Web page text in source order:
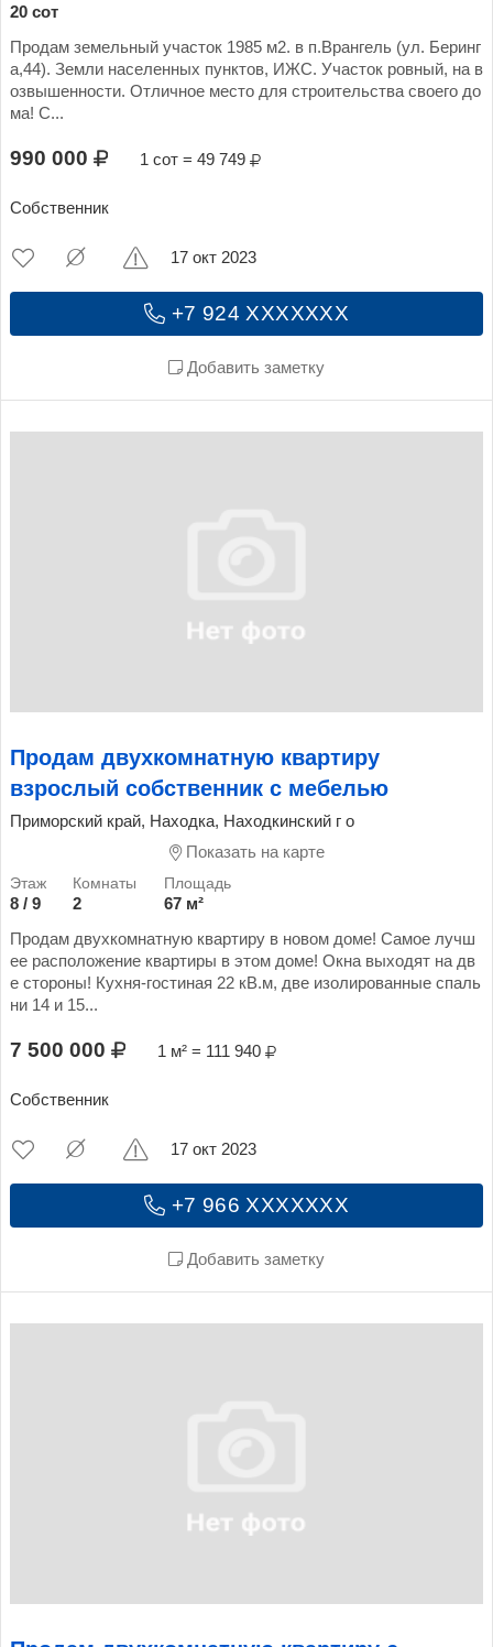
20 сот
Продам земельный участок 1985 м2. в п.Врангель (ул. Беринг
а,44). Земли населенных пунктов, ИЖС. Участок ровный, на в
озвышенности. Отличное место для строительства своего до
ма! С...
990 000 1 сот = 49 749
Собственник
+7 924 XXXXXXX
Добавить заметку
17 окт 2023
Продам двухкомнатную квартиру
взрослый собственник с мебелью
Приморский край, Находка, Находкинский г о
Показать на карте
8 / 9 2
67 м²
Продам двухкомнатную квартиру в новом доме! Самое лучш
ее расположение квартиры в этом доме! Окна выходят на дв
е стороны! Кухня-гостиная 22 кВ.м, две изолированные спаль
ни 14 и 15...
7 500 000 1 м² = 111 940
Собственник
+7 966 XXXXXXX
Добавить заметку
17 окт 2023